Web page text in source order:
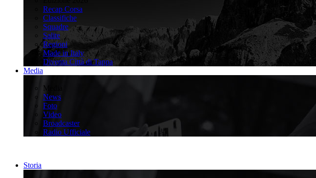
Recap Corsa
Classifiche
Squadre
Salite
Regioni
Made in Italy
Diventa Città di Tappa
Media
Media
News
Foto
Video
Broadcaster
Radio Ufficiale
Storia